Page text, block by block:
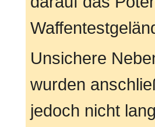
Unsichere
wurden
jedoch nicht